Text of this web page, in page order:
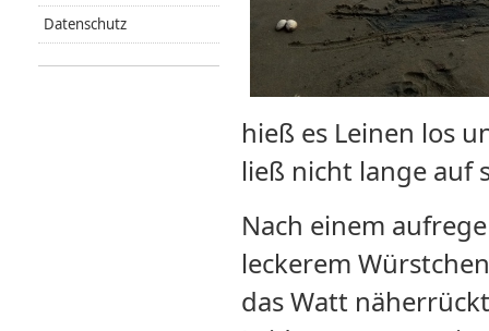
hieß es Leinen los
ließ nicht lange auf
Nach einem
leckerem
das Watt
Datenschutz